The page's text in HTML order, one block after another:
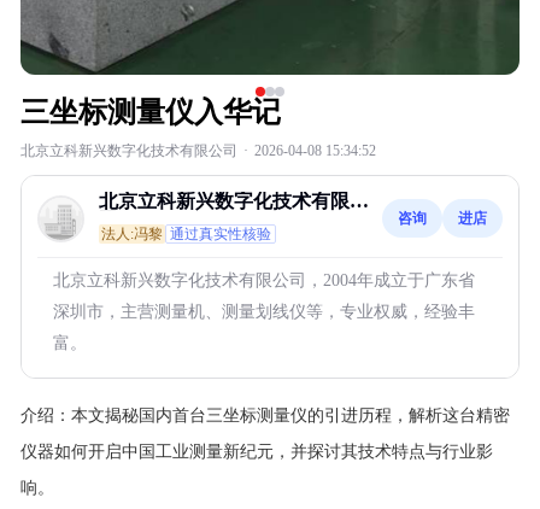
三坐标测量仪入华记
北京立科新兴数字化技术有限公司 · 2026-04-08 15:34:52
北京立科新兴数字化技术有限公
司
法人:冯黎 通过真实性核验
咨询 进店
北京立科新兴数字化技术有限公司，2004年成立于广东省
深圳市，主营测量机、测量划线仪等，专业权威，经验丰
富。
介绍： 本文揭秘国内首台三坐标测量仪的引进历程，解析这台精密
仪器如何开启中国工业测量新纪元，并探讨其技术特点与行业影
响。